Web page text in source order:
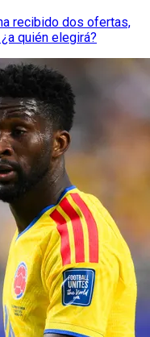
recibido dos ofertas,
quién elegirá?